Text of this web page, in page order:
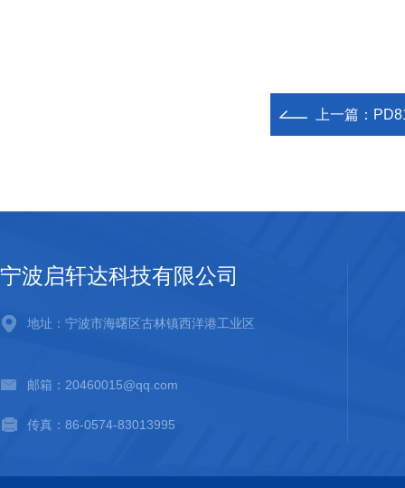
上一篇：
宁波启轩达科技有限公司
地址：宁波市海曙区古林镇西洋港工业区
邮箱：20460015@qq.com
传真：86-0574-83013995